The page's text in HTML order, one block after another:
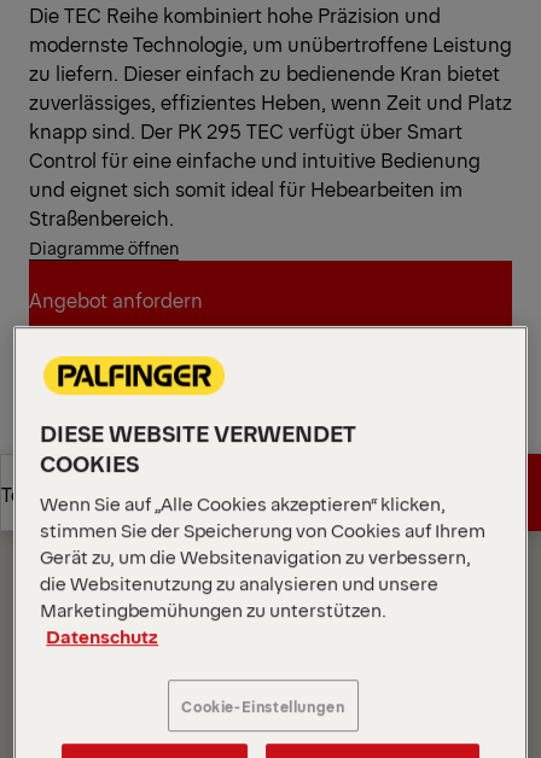
Die TEC Reihe kombiniert hohe Präzision und
modernste Technologie, um unübertroffene Leistung
zu liefern. Dieser einfach zu bedienende Kran bietet
zuverlässiges, effizientes Heben, wenn Zeit und Platz
knapp sind. Der PK 295 TEC verfügt über Smart
Control für eine einfache und intuitive Bedienung
und eignet sich somit ideal für Hebearbeiten im
Straßenbereich.
Diagramme öffnen
Angebot anfordern
Angebot anfordern
Vertriebspartner finden
Vertriebspartner finden
Technische Daten
Technische Daten
Angebot anfordern
Angebot anfordern
Diagramme
DIESE WEBSITE VERWENDET
COOKIES
Wenn Sie auf „Alle Cookies akzeptieren“ klicken,
stimmen Sie der Speicherung von Cookies auf Ihrem
Gerät zu, um die Websitenavigation zu verbessern,
die Websitenutzung zu analysieren und unsere
Marketingbemühungen zu unterstützen.
Datenschutz
Cookie-Einstellungen